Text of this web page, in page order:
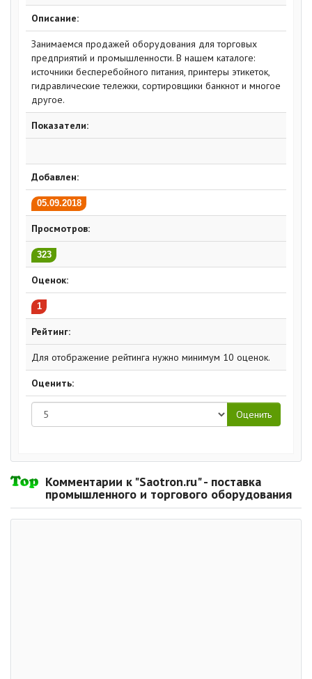
Описание:
Занимаемся продажей оборудования для торговых
предприятий и промышленности. В нашем каталоге:
источники бесперебойного питания, принтеры этикеток,
гидравлические тележки, сортировщики банкнот и многое
другое.
Показатели:
Добавлен:
05.09.2018
Просмотров:
323
Оценок:
1
Рейтинг:
Для отображение рейтинга нужно минимум 10 оценок.
Оценить:
Комментарии к "Saotron.ru" - поставка
промышленного и торгового оборудования